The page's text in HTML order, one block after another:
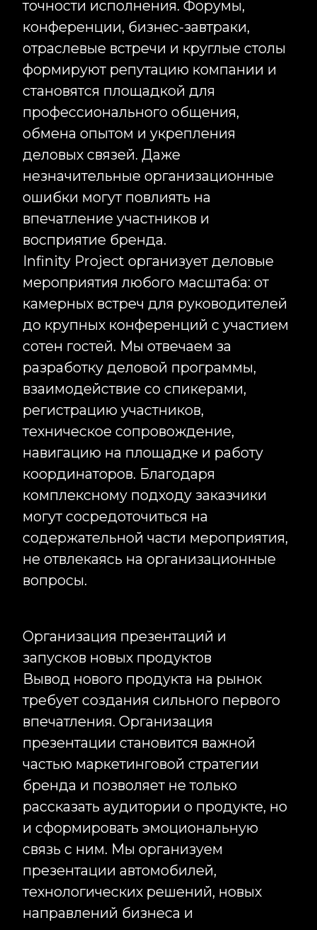
клиентский путь, создаёт сценарий,
организует техническое
продюсирование и реализует все
элементы события — от приглашений
и digital-решений до финального
аккорда программы. Мы убеждены,
что сильная презентация должна не
просто информировать, а вызывать
эмоции и желание стать частью
Организация премиальных и VIP-